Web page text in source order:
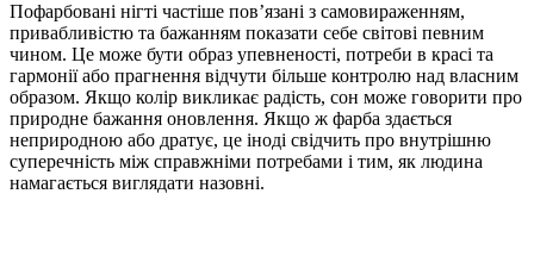
Пофарбовані нігті частіше пов’язані з самовираженням,
привабливістю та бажанням показати себе світові певним
чином. Це може бути образ упевненості, потреби в красі та
гармонії або прагнення відчути більше контролю над власним
образом. Якщо колір викликає радість, сон може говорити про
природне бажання оновлення. Якщо ж фарба здається
неприродною або дратує, це іноді свідчить про внутрішню
суперечність між справжніми потребами і тим, як людина
намагається виглядати назовні.